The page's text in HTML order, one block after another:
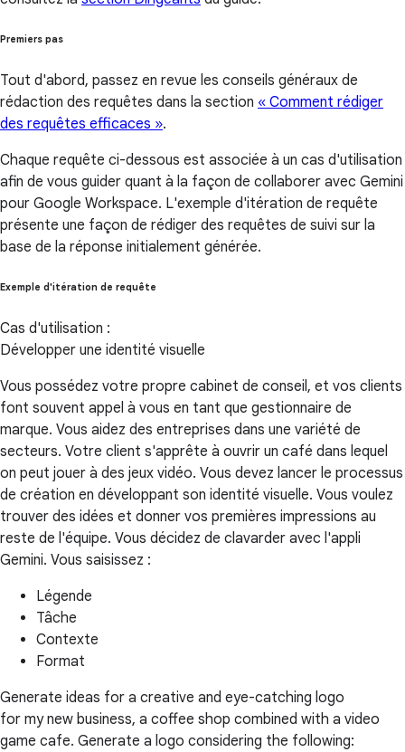
Premiers pas
Tout d'abord, passez en revue les conseils généraux de
rédaction des requêtes dans la section « Comment rédiger
des requêtes efficaces ».
Chaque requête ci-dessous est associée à un cas d'utilisation
afin de vous guider quant à la façon de collaborer avec Gemini
pour Google Workspace. L'exemple d'itération de requête
présente une façon de rédiger des requêtes de suivi sur la
base de la réponse initialement générée.
Exemple d'itération de requête
Cas d'utilisation :
Développer une identité visuelle
Vous possédez votre propre cabinet de conseil, et vos clients
font souvent appel à vous en tant que gestionnaire de
marque. Vous aidez des entreprises dans une variété de
secteurs. Votre client s'apprête à ouvrir un café dans lequel
on peut jouer à des jeux vidéo. Vous devez lancer le processus
de création en développant son identité visuelle. Vous voulez
trouver des idées et donner vos premières impressions au
reste de l'équipe. Vous décidez de clavarder avec l'appli
Gemini. Vous saisissez :
Légende
Tâche
Contexte
Format
Generate ideas for a creative and eye-catching logo
for my new business, a coffee shop combined with a video
game cafe. Generate a logo considering the following: